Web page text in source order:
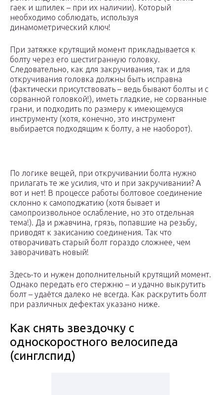
гаек и шпилек – при их наличии). Который
необходимо соблюдать, используя
динамометрический ключ!
При затяжке крутящий момент прикладывается к
болту через его шестигранную головку.
Следовательно, как для закручивания, так и для
откручивания головка должны быть исправна
(фактически присутствовать – ведь бывают болты и с
сорванной головкой!), иметь гладкие, не сорванные
грани, и подходить по размеру к имеющемуся
инструменту (хотя, конечно, это инструмент
выбирается подходящим к болту, а не наоборот).
По логике вещей, при откручивании болта нужно
прилагать те же усилия, что и при закручивании? А
вот и нет! В процессе работы болтовое соединение
склонно к самоподжатию (хотя бывает и
самопроизвольное ослабление, но это отдельная
тема!). Да и ржавчина, грязь, попавшие на резьбу,
приводят к закисанию соединения. Так что
отворачивать старый болт гораздо сложнее, чем
заворачивать новый!
Здесь-то и нужен дополнительный крутящий момент.
Однако передать его стержню – и удачно выкрутить
болт – удаётся далеко не всегда. Как раскрутить болт
при различных дефектах указано ниже.
Как снять звездочку с
односкоростного велосипеда
(синглспид)